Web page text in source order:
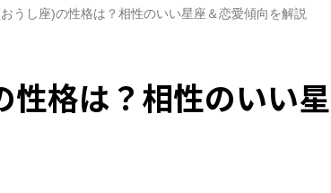
おうし座)の性格は？相性のいい星座＆恋愛傾向を解説
性格は？相性のいい星